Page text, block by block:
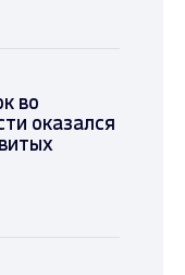
во
оказался